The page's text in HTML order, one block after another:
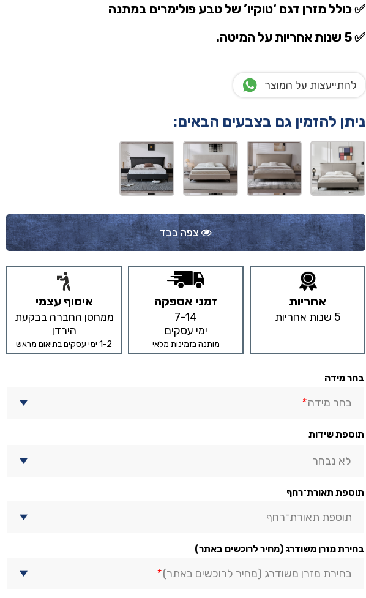
✅ כולל מזרן דגם ‘טוקיו’ של טבע פולימרים במתנה
✅ 5 שנות אחריות על המיטה.
להתייעצות על המוצר
ניתן להזמין גם בצבעים הבאים:
צפה בבד
אחריות
5 שנות אחריות
זמני אספקה
7-14
ימי עסקים
מותנה בזמינות מלאי
איסוף עצמי
ממחסן החברה בבקעת
הירדן
1-2 ימי עסקים בתיאום מראש
בחר מידה
בחר מידה*
תוספת שידות
תוספת תאורת־רחף
תוספת תאורת־רחף
בחירת מזרן משודרג (מחיר לרוכשים באתר)
בחירת מזרן משודרג (מחיר לרוכשים באתר)*